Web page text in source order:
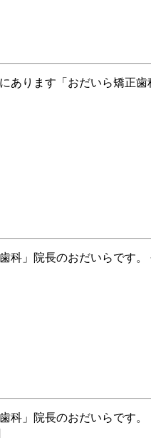
あります「おだいら矯正
科」院長のおだいらです
科」院長のおだいらです